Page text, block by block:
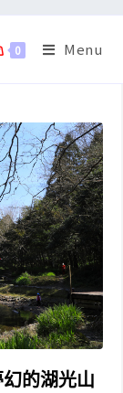
0 Menu
的湖光山